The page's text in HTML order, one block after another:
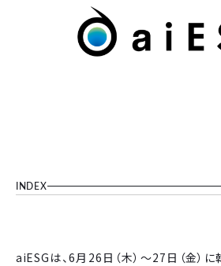
INDEX
aiESGは、6月26日（木）～27日（金）